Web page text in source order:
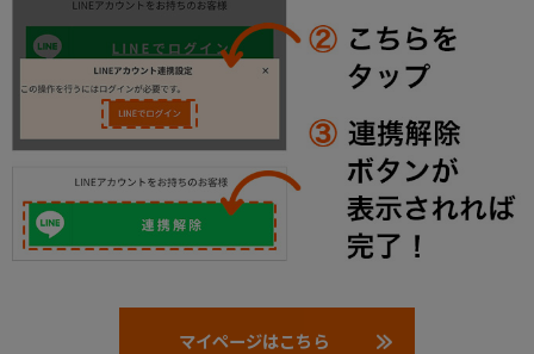
マイページはこちら